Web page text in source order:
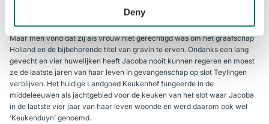
Deny
bewoonster van slot Teylingen: Jacoba van Beieren (1401-1436). Jacoba
was het enige kind van graaf Willem VI van Holland en dus zijn opvolgster.
Maar men vond dat zij als vrouw niet gerechtigd was om het graafschap
Holland en de bijbehorende titel van gravin te erven. Ondanks een lang
gevecht en vier huwelijken heeft Jacoba nooit kunnen regeren en moest
ze de laatste jaren van haar leven in gevangenschap op slot Teylingen
verblijven. Het huidige Landgoed Keukenhof fungeerde in de
middeleeuwen als jachtgebied voor de keuken van het slot waar Jacoba
in de laatste vier jaar van haar leven woonde en werd daarom ook wel
‘Keukenduyn’ genoemd.